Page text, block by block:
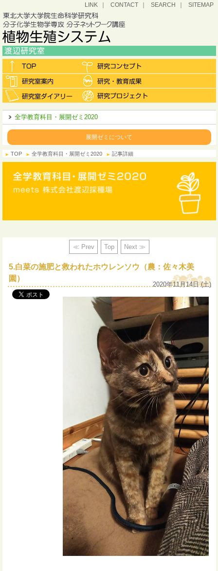
LINK CONTACT SEARCH SITEMAP
全学教育科目・展開ゼミ2020
展開ゼミについて
TOP 全学教育科目・展開ゼミ2020 記事詳細
≪ Prev Top Next ≫
5.白菜の施肥と救われたホウレンソウ（農：佐々木美
園）
2020年11月14日 (土)